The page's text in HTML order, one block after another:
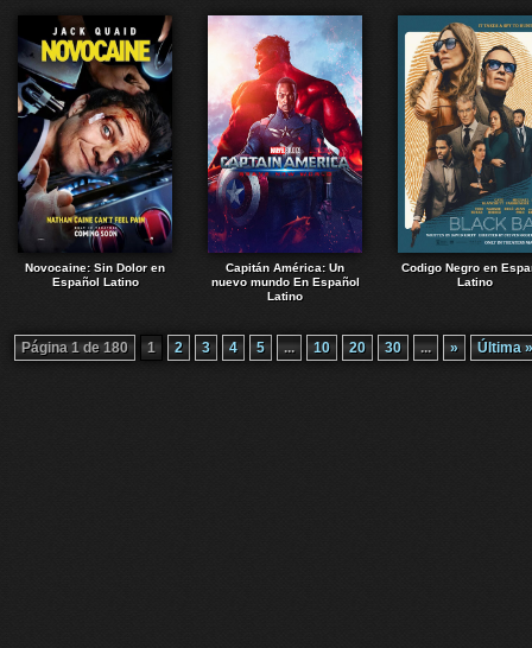
Novocaine: Sin Dolor en
Español Latino
Capitán América: Un
nuevo mundo En Español
Latino
Codigo Negro en
Latino
Página 1 de 180 1 2 3 4 5 ... 10 20 30 ... » Última »